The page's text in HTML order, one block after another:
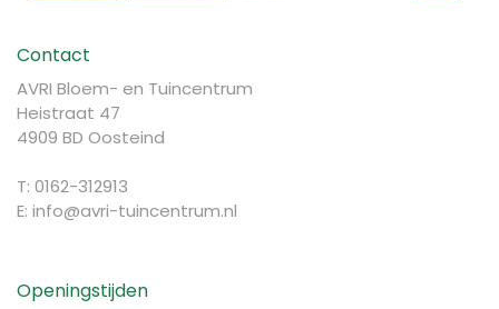
Contact
AVRI Bloem- en Tuincentrum
Heistraat 47
4909 BD Oosteind
T: 0162-312913
E: info@avri-tuincentrum.nl
Openingstijden